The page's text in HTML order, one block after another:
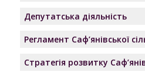
Депутатська діяльність
Регламент Саф’янівської
Стратегія розвитку